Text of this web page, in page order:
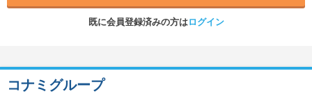
既に会員登録済みの方はログイン
コナミグループ